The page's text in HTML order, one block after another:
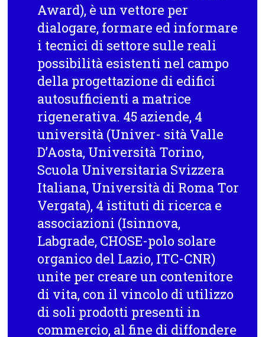
Award), è un vettore per
dialogare, formare ed informare
i tecnici di settore sulle reali
possibilità esistenti nel campo
della progettazione di edifici
autosufficienti a matrice
rigenerativa. 45 aziende, 4
università (Univer- sità Valle
D’Aosta, Università Torino,
Scuola Universitaria Svizzera
Italiana, Università di Roma Tor
Vergata), 4 istituti di ricerca e
associazioni (Isinnova,
Labgrade, CHOSE-polo solare
organico del Lazio, ITC-CNR)
unite per creare un contenitore
di vita, con il vincolo di utilizzo
di soli prodotti presenti in
commercio, al fine di diffondere